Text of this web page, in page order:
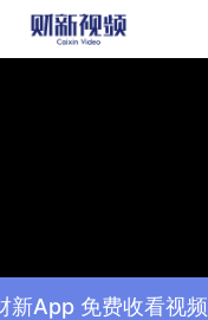
新App 免费收看视频